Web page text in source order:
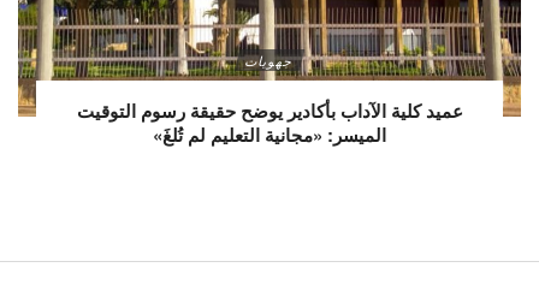
جهويات
عميد كلية الآداب بأكادير يوضح حقيقة رسوم التوقيت
الميسر: «مجانية التعليم لم تُلغَ»